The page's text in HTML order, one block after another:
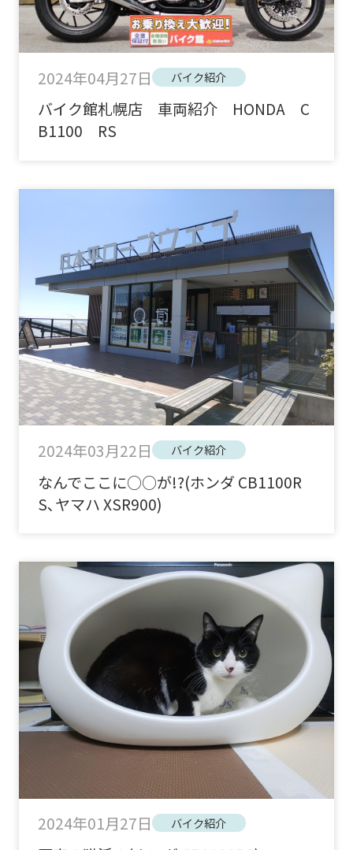
2024年04月27日 バイク紹介
バイク館札幌店 車両紹介 HONDA C
B1100 RS
2024年03月22日 バイク紹介
なんでここに○○が!?(ホンダ CB1100R
S､ヤマハ XSR900)
2024年01月27日 バイク紹介